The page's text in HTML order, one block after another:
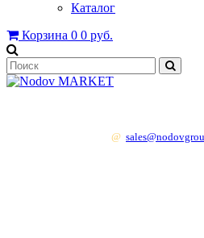
Каталог
Корзина 0 0 руб.
@